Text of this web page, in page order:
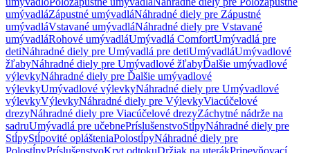
umývadláZápustné umývadláNáhradné diely pre Zápustné
umývadláVstavané umývadláNáhradné diely pre Vstavané
umývadláRohové umývadláUmývadlá ComfortUmývadlá pre
detiNáhradné diely pre Umývadlá pre detiUmývadláUmývadlové
žľabyNáhradné diely pre Umývadlové žľabyĎalšie umývadlové
výlevkyNáhradné diely pre Ďalšie umývadlové
výlevkyUmývadlové výlevkyNáhradné diely pre Umývadlové
výlevkyVýlevkyNáhradné diely pre VýlevkyViacúčelové
drezyNáhradné diely pre Viacúčelové drezyZáchytné nádrže na
sadruUmývadlá pre učebnePríslušenstvoStĺpyNáhradné diely pre
StĺpyStĺpovité oplášteniaPolostĺpyNáhradné diely pre
PolostĺpyPríslušenstvoKryt odtokuDržiak na uterákPripevňovací